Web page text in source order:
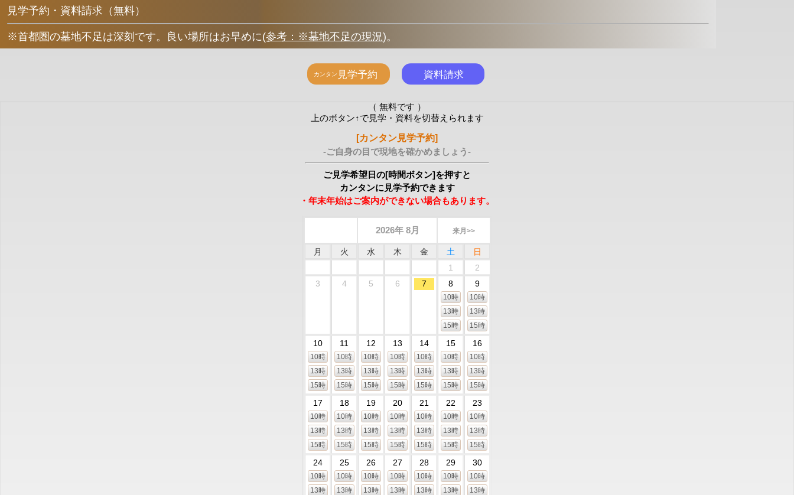
見学予約・資料請求（無料）
※首都圏の墓地不足は深刻です。良い場所はお早めに(参考：※墓地不足の現況)。
（ 無料です ）
上のボタン↑で見学・資料を切替えられます
[カンタン見学予約]
-ご自身の目で現地を確かめましょう-
ご見学希望日の[時間ボタン]を押すと
カンタンに見学予約できます
・年末年始はご案内ができない場合もあります。
2026年 8月 来月>>
月 火 水 木 金 土
日
1
2
3
4 5 6 7 8
10時
13時
15時
9
10時
13時
15時
10
10時
13時
15時
11
10時
13時
15時
12
10時
13時
15時
13
10時
13時
15時
14
10時
13時
15時
15
10時
13時
15時
16
10時
13時
15時
17
10時
13時
15時
18
10時
13時
15時
19
10時
13時
15時
20
10時
13時
15時
21
10時
13時
15時
22
10時
13時
15時
23
10時
13時
15時
24
10時
13時
25
10時
13時
26
10時
13時
27
10時
13時
28
10時
13時
29
10時
13時
30
10時
13時